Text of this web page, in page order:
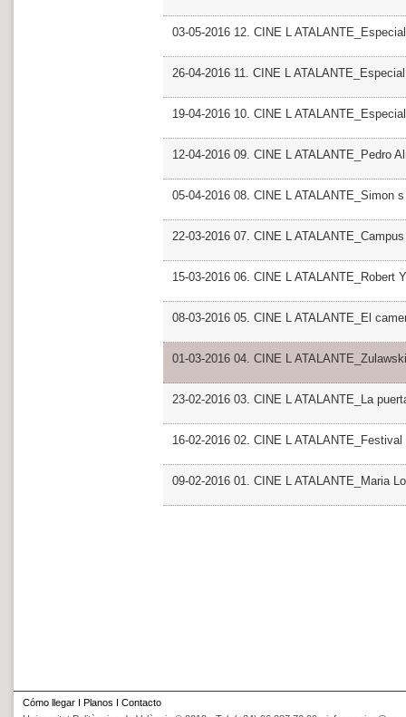
03-05-2016 12. CINE L
26-04-2016 11. CINE L
19-04-2016 10. CINE L
12-04-2016 09. CINE L ATALANTE_Pedro
05-04-2016 08. CINE L ATALANTE_Simon
22-03-2016 07. CINE L
15-03-2016 06. CINE L ATALANTE_Robert
08-03-2016 05. CINE L ATALANTE_El
01-03-2016 04. CINE L ATALANTE_Zulawski
23-02-2016 03. CINE L ATALANTE_La
16-02-2016 02. CINE L
09-02-2016 01. CINE L ATALANTE_Maria
Cómo llegar Planos
Contacto